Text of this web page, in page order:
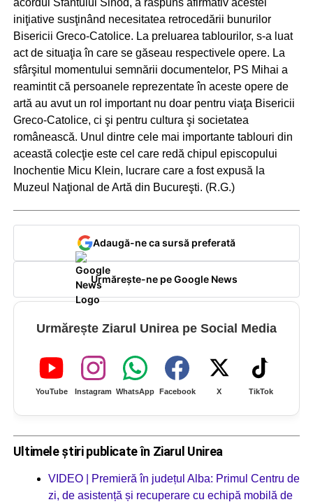
acordul Sfântului Sinod, a răspuns afirmativ acestei
iniţiative susţinând necesitatea retrocedării bunurilor
Bisericii Greco-Catolice. La preluarea tablourilor, s-a luat
act de situaţia în care se găseau respectivele opere. La
sfârşitul momentului semnării documentelor, PS Mihai a
reamintit că persoanele reprezentate în aceste opere de
artă au avut un rol important nu doar pentru viaţa Bisericii
Greco-Catolice, ci şi pentru cultura şi societatea
românească. Unul dintre cele mai importante tablouri din
această colecţie este cel care redă chipul episcopului
Inochentie Micu Klein, lucrare care a fost expusă la
Muzeul Naţional de Artă din Bucureşti. (R.G.)
Adaugă-ne ca sursă preferată
Urmărește-ne pe Google News
Urmărește Ziarul Unirea pe Social Media
YouTube Instagram WhatsApp Facebook X TikTok
Ultimele știri publicate în Ziarul Unirea
VIDEO | Premieră în județul Alba: Primul Centru de
zi, de asistență și recuperare cu echipă mobilă de